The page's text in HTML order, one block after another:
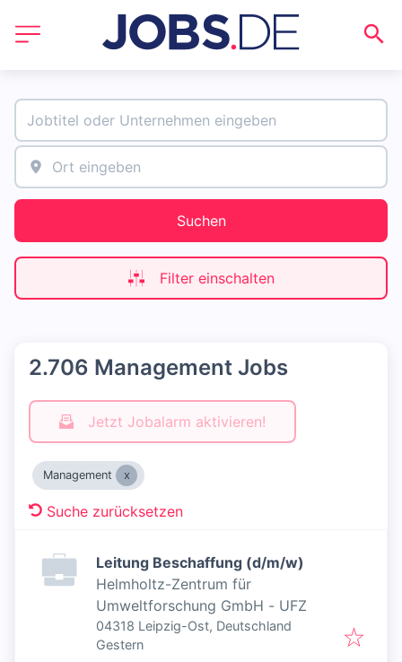
Suchen
Filter einschalten
2.706 Management Jobs
Jetzt Jobalarm aktivieren!
Management
Suche zurücksetzen
Leitung Beschaffung (d/m/w)
Helmholtz-Zentrum für
Umweltforschung GmbH - UFZ
04318 Leipzig-Ost, Deutschland
Veröffentlicht
Gestern